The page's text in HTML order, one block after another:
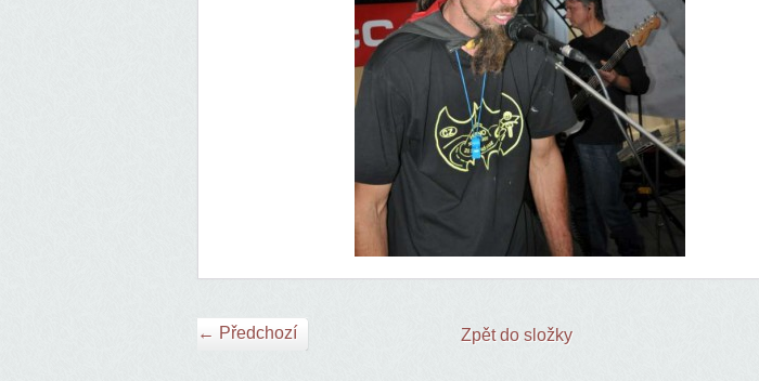
← Předchozí Zpět do složky